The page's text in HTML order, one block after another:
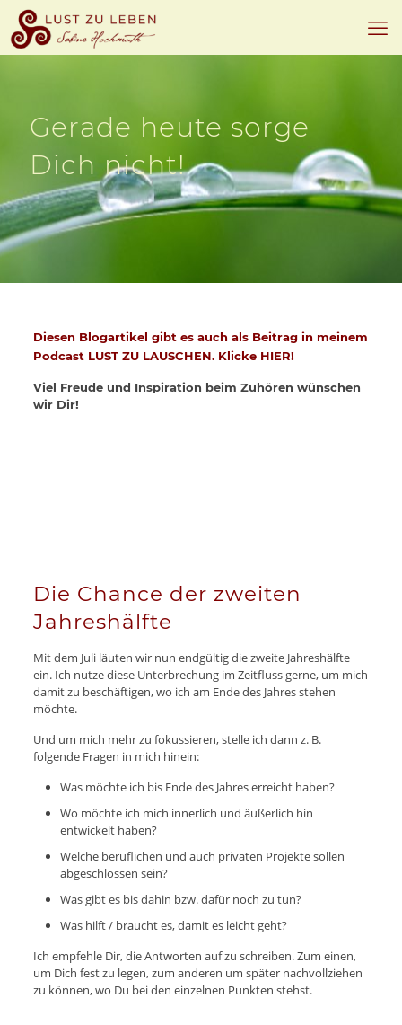
Gerade heute sorge
Dich nicht!
Diesen Blogartikel gibt es auch als Beitrag in meinem
Podcast LUST ZU LAUSCHEN. Klicke HIER!
Viel Freude und Inspiration beim Zuhören wünschen
wir Dir!
Die Chance der zweiten
Jahreshälfte
Mit dem Juli läuten wir nun endgültig die zweite Jahreshälfte
ein. Ich nutze diese Unterbrechung im Zeitfluss gerne, um mich
damit zu beschäftigen, wo ich am Ende des Jahres stehen
möchte.
Und um mich mehr zu fokussieren, stelle ich dann z. B.
folgende Fragen in mich hinein:
Was möchte ich bis Ende des Jahres erreicht haben?
Wo möchte ich mich innerlich und äußerlich hin
entwickelt haben?
Welche beruflichen und auch privaten Projekte sollen
abgeschlossen sein?
Was gibt es bis dahin bzw. dafür noch zu tun?
Was hilft / braucht es, damit es leicht geht?
Ich empfehle Dir, die Antworten auf zu schreiben. Zum einen,
um Dich fest zu legen, zum anderen um später nachvollziehen
zu können, wo Du bei den einzelnen Punkten stehst.